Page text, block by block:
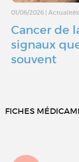
01/06/2026 | Actualités
Cancer de
signaux
souvent
FICHES